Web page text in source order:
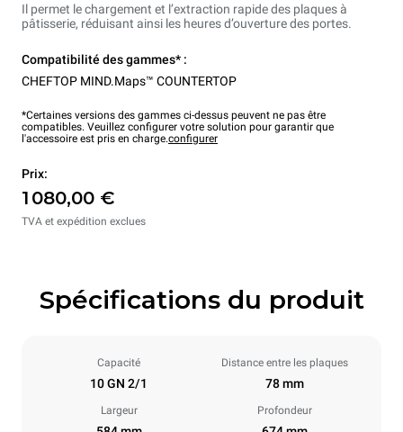
Il permet le chargement et l’extraction rapide des plaques à
pâtisserie, réduisant ainsi les heures d’ouverture des portes.
Compatibilité des gammes* :
CHEFTOP MIND.Maps™ COUNTERTOP
*Certaines versions des gammes ci-dessus peuvent ne pas être
compatibles. Veuillez configurer votre solution pour garantir que
l'accessoire est pris en charge.configurer
Prix:
1 080,00 €
TVA et expédition exclues
Spécifications du produit
Capacité
10 GN 2/1
Distance entre les plaques
78 mm
Largeur Profondeur